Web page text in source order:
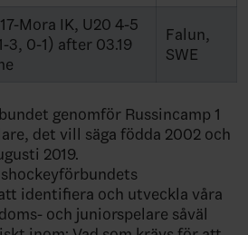
Mora IK, U20 4-5
3, 0-1) after 03.19
Falun,
SWE
genomför Russincamp 1
det vill säga födda 2002 och
2019.
identifiera och utveckla våra
och juniorspelare såväl